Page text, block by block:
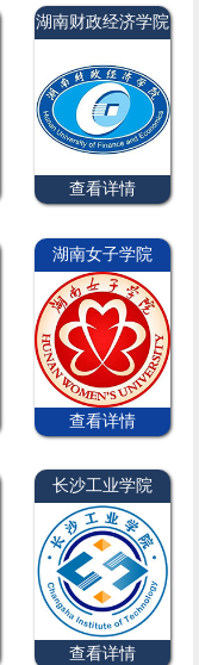
湖南财政经济学院
查看详情
湖南女子学院
查看详情
长沙工业学院
查看详情